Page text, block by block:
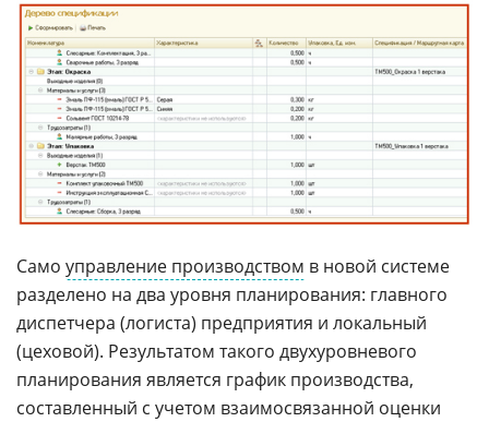
Само управление производством в новой системе
разделено на два уровня планирования: главного
диспетчера (логиста) предприятия и локальный
(цеховой). Результатом такого двухуровневого
планирования является график производства,
составленный с учетом взаимосвязанной оценки